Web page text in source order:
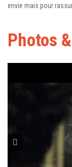
envie mais pour
Photos